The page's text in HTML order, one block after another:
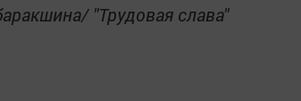
"Трудовая слава"